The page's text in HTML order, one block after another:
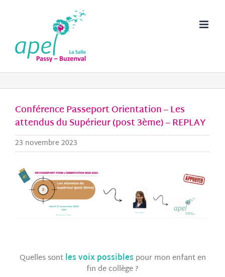
Conférence Passeport Orientation – Les
attendus du Supérieur (post 3ème) – REPLAY
23 novembre 2023
Quelles sontles voix possibles pour mon enfant en
fin de collège ?